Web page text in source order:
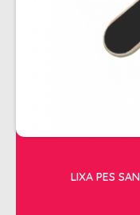
LIXA PES